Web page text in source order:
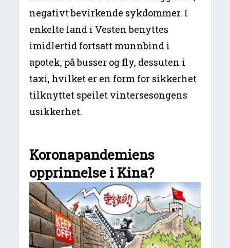
negativt bevirkende sykdommer. I
enkelte land i Vesten benyttes
imidlertid fortsatt munnbind i
apotek, på busser og fly, dessuten i
taxi, hvilket er en form for sikkerhet
tilknyttet speilet vintersesongens
usikkerhet.
Koronapandemiens
opprinnelse i Kina?